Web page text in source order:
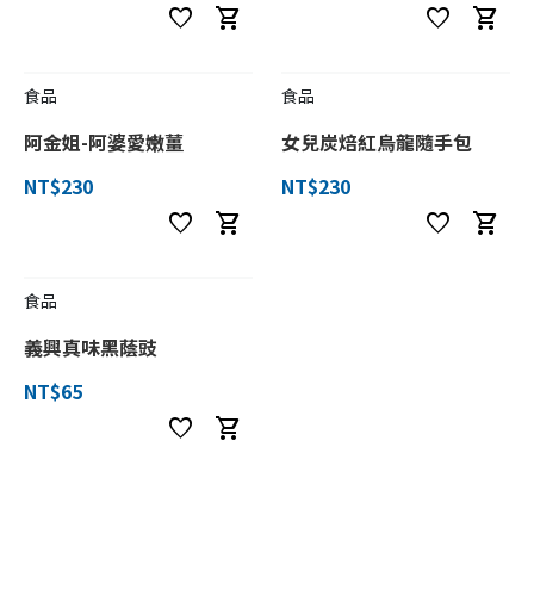
favorite shopping_cart favorite shopping_cart
食品
阿金姐-阿婆愛嫩薑
NT$230
favorite shopping_cart
食品
女兒炭焙紅烏龍隨手包
NT$230
favorite shopping_cart
食品
義興真味黑蔭豉
NT$65
favorite shopping_cart